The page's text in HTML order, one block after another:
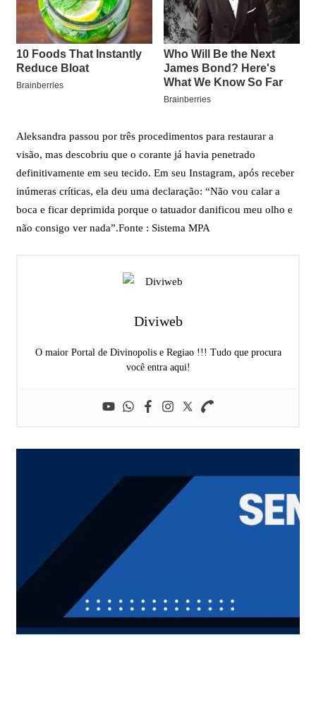
Aleksandra passou por três procedimentos para restaurar a
visão, mas descobriu que o corante já havia penetrado
definitivamente em seu tecido. Em seu Instagram, após receber
inúmeras críticas, ela deu uma declaração: “Não vou calar a
boca e ficar deprimida porque o tatuador danificou meu olho e
não consigo ver nada”.Fonte : Sistema MPA
Diviweb
O maior Portal de Divinopolis e Regiao !!! Tudo que procura
você entra aqui!